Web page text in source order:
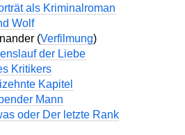
als Kriminalroman
Wolf
(Verfilmung)
der Liebe
Kritikers
Kapitel
Mann
oder Der letzte Rank